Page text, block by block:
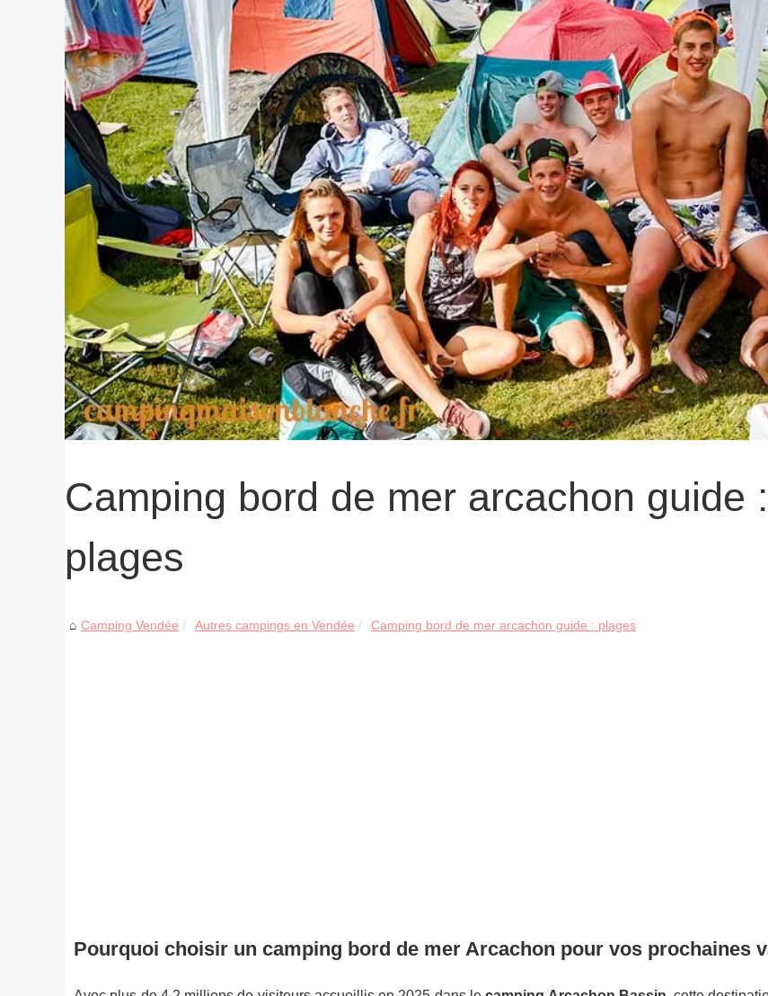
Camping bord de mer arcachon guide :
plages
Camping Vendée Autres campings en Vendée Camping bord de mer arcachon guide : plages
Pourquoi choisir un camping bord de mer Arcachon pour vos prochaines